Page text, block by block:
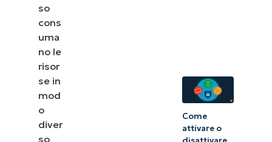
so
cons
uma
no le
risor
se in
mod
o
diver
so
Come
attivare o